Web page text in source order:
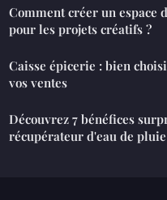
Comment créer un espace
pour les projets créatifs ?
Caisse épicerie : bien
vos ventes
Découvrez 7 bénéfices
récupérateur d'eau de pluie